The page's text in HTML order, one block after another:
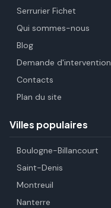
Serrurier Fichet
Qui sommes-nous
Blog
Demande d'intervention
Contacts
Plan du site
Villes populaires
Boulogne-Billancourt
Saint-Denis
Montreuil
Nanterre